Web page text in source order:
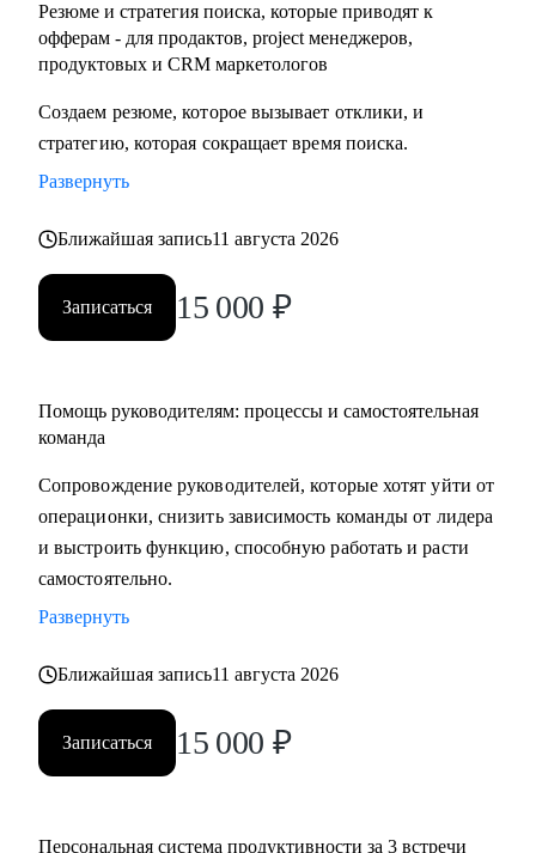
• Project менеджерам
• Продуктовым и CRM маркетологам
• Тем, кто готовит карьерный рывок — внутри компании
или на новый уровень
Резюме и стратегия поиска, которые приводят к
офферам - для продактов, project менеджеров,
продуктовых и CRM маркетологов
Создаем резюме, которое вызывает отклики, и
стратегию, которая сокращает время поиска.
Развернуть
Ближайшая запись11 августа 2026
Записаться 15 000 ₽
Помощь руководителям: процессы и самостоятельная
команда
Сопровождение руководителей, которые хотят уйти от
операционки, снизить зависимость команды от лидера
и выстроить функцию, способную работать и расти
самостоятельно.
Развернуть
Ближайшая запись11 августа 2026
Записаться 15 000 ₽
Персональная система продуктивности за 3 встречи